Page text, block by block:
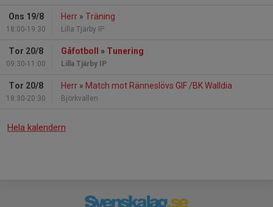
Ons 19/8
18:00-19:30
Herr » Träning
Lilla Tjärby IP
Tor 20/8
09:30-11:00
Gåfotboll » Tunering
Lilla Tjärby IP
Tor 20/8
18:30-20:30
Herr » Match mot Ränneslövs GIF /BK Walldia
Björkvallen
Hela kalendern